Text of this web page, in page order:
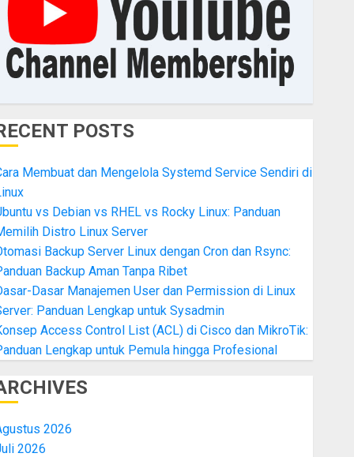
POSTS
Membuat dan Mengelola Systemd Service Sendiri di
vs Debian vs RHEL vs Rocky Linux: Panduan
Distro Linux Server
Backup Server Linux dengan Cron dan Rsync:
Backup Aman Tanpa Ribet
Dasar Manajemen User dan Permission di Linux
Panduan Lengkap untuk Sysadmin
Access Control List (ACL) di Cisco dan MikroTik:
Lengkap untuk Pemula hingga Profesional
2026
2026